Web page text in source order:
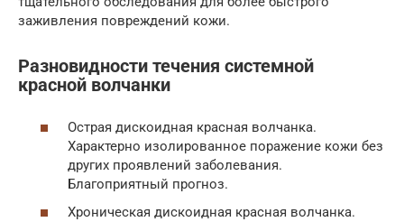
заживления повреждений кожи.
Разновидности течения системной
красной волчанки
Острая дискоидная красная волчанка.
Характерно изолированное поражение кожи без
других проявлений заболевания.
Благоприятный прогноз.
Хроническая дискоидная красная волчанка.